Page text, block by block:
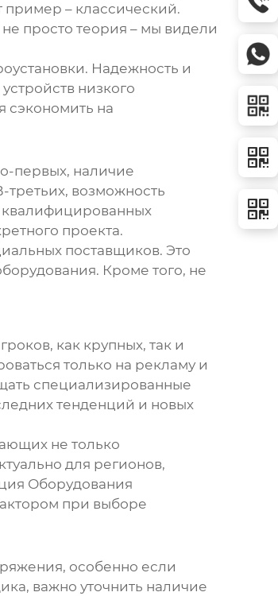
пример – классический.
просто теория – мы видели
Надежность и
низкого
сэкономить на
первых, наличие
возможность
квалифицированных
проекта.
поставщиков. Это
Кроме того, не
как крупных, так и
только на рекламу и
специализированные
тенденций и новых
не только
для регионов,
Оборудования
при выборе
, особенно если
важно уточнить наличие